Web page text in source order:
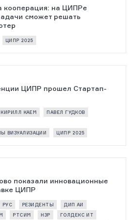
кооперация: на ЦИПРе
сможет решать
ЦИПР 2025
ЦИПР прошел Стартап-
КИРИЛЛ КАЕМ
ПАВЕЛ ГУДКОВ
ВИЗУАЛИЗАЦИИ
ЦИПР 2025
показали инновационные
ЦИПР
РУС РЕЗИДЕНТЫ
ДИП АИ
РТСИМ НЗР
ГОЛДЕКС ИТ